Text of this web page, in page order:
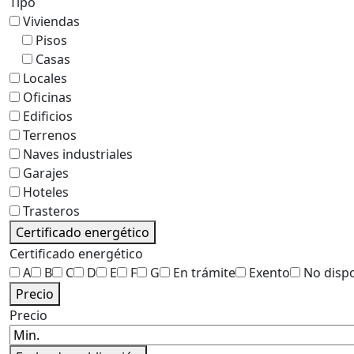
Viviendas
Pisos
Casas
Locales
Oficinas
Edificios
Terrenos
Naves industriales
Garajes
Hoteles
Trasteros
Certificado energético
Certificado energético
A
B C D E F G En trámite Exento
No
Precio
Precio